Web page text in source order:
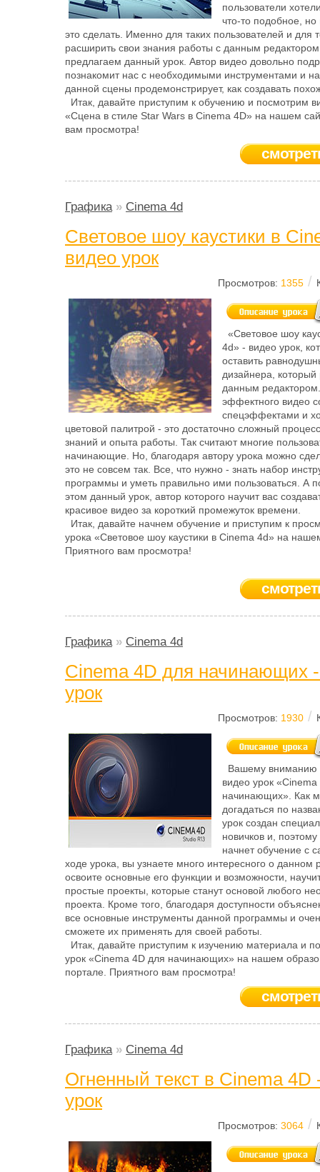
пользователи
что-то подобное, но
это сделать. Именно для таких пользователей и для
расширить свои знания работы с данным
предлагаем данный урок. Автор видео довольно
познакомит нас с необходимыми инструментами и
данной сцены продемонстрирует, как создавать
Итак, давайте приступим к обучению и посмотрим
«Сцена в стиле Star Wars в Cinema 4D» на нашем
вам просмотра!
Графика» Cinema 4d
Световое шоу каустики в
видео урок
Просмотров: 1355 /
«Световое шоу
4d» - видео урок,
оставить
дизайнера, который
данным
эффектного видео
спецэффектами и
цветовой палитрой - это достаточно сложный
знаний и опыта работы. Так считают многие
начинающие. Но, благодаря автору урока можно
это не совсем так. Все, что нужно - знать набор
программы и уметь правильно ими пользоваться. А
этом данный урок, автор которого научит вас
красивое видео за короткий промежуток времени.
Итак, давайте начнем обучение и приступим к
урока «Световое шоу каустики в Cinema 4d» на
Приятного вам просмотра!
Графика» Cinema 4d
Cinema 4D для начинающих
урок
Просмотров: 1930 /
Вашему вниманию
видео урок
начинающих». Как
догадаться по
урок создан
новичков и,
начнет обучение с
ходе урока, вы узнаете много интересного о данном
освоите основные его функции и возможности,
простые проекты, которые станут основой любого
проекта. Кроме того, благодаря доступности
все основные инструменты данной программы и
сможете их применять для своей работы.
Итак, давайте приступим к изучению материала и
урок «Cinema 4D для начинающих» на нашем
портале. Приятного вам просмотра!
Графика» Cinema 4d
Огненный текст в Cinema 4D
урок
Просмотров: 3064 /